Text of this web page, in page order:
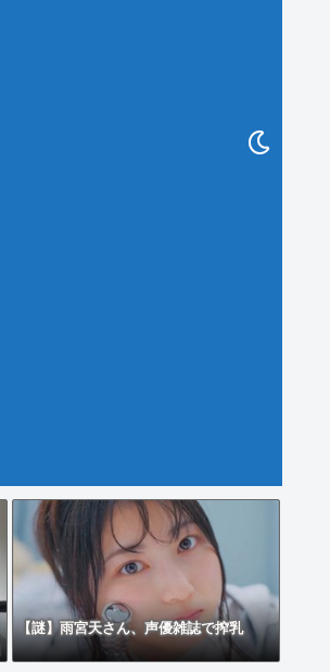
【謎】雨宮天さん、声優雑誌で搾乳